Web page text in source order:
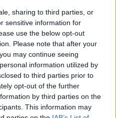
sharing to third parties, or
sensitive information for
use the below opt-out
Please note that after your
may continue seeing
information utilized by
to third parties prior to
opt-out of the further
by third parties on the
This information may
lányokat 14. rész
– Miért nem hiszünk a